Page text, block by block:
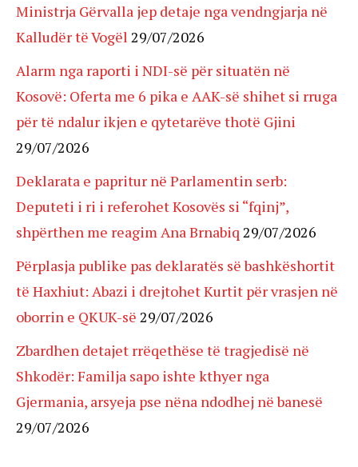
Ministrja Gërvalla jep detaje nga vendngjarja në
Kalludër të Vogël 29/07/2026
Alarm nga raporti i NDI-së për situatën në
Kosovë: Oferta me 6 pika e AAK-së shihet si rruga
për të ndalur ikjen e qytetarëve thotë Gjini
29/07/2026
Deklarata e papritur në Parlamentin serb:
Deputeti i ri i referohet Kosovës si “fqinj”,
shpërthen me reagim Ana Brnabiq 29/07/2026
Përplasja publike pas deklaratës së bashkëshortit
të Haxhiut: Abazi i drejtohet Kurtit për vrasjen në
oborrin e QKUK-së 29/07/2026
Zbardhen detajet rrëqethëse të tragjedisë në
Shkodër: Familja sapo ishte kthyer nga
Gjermania, arsyeja pse nëna ndodhej në banesë
29/07/2026